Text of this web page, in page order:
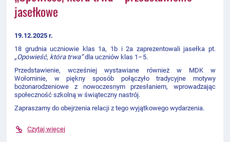
jasełkowe
19.12.2025 r.
18 grudnia uczniowie klas 1a, 1b i 2a zaprezentowali jasełka pt.
„Opowieść, która trwa”dla uczniów klas 1–5.
Przedstawienie, wcześniej wystawiane również w MDK w
Wołominie, w piękny sposób połączyło tradycyjne motywy
bożonarodzeniowe z nowoczesnym przesłaniem, wprowadzając
społeczność szkolną w świąteczny nastrój.
Zapraszamy do obejrzenia relacji z tego wyjątkowego wydarzenia.
Czytaj więcej